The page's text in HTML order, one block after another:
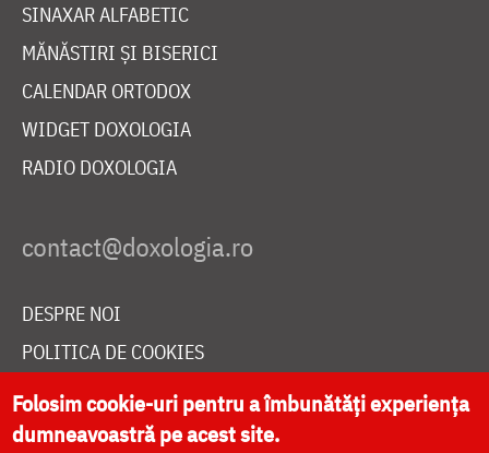
SINAXAR ALFABETIC
MĂNĂSTIRI ȘI BISERICI
CALENDAR ORTODOX
WIDGET DOXOLOGIA
RADIO DOXOLOGIA
DESPRE NOI
POLITICA DE COOKIES
DONEAZĂ ONLINE PENTRU CATEDRALA NAȚIONALĂ
Folosim cookie-uri pentru a îmbunătăți experiența
dumneavoastră pe acest site.